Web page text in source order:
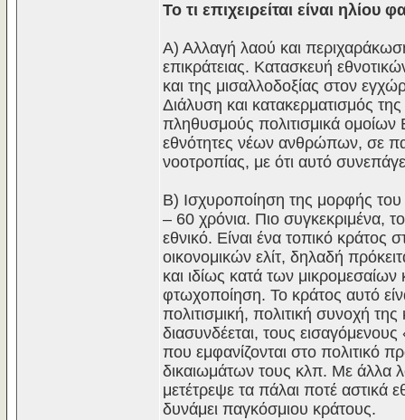
Το τι επιχειρείται είναι ηλίου
Α) Αλλαγή λαού και
επικράτειας. Κατασκευή
και της μισαλλοδοξίας στον
Διάλυση και κατακερματισμός
πληθυσμούς πολιτισμικά
εθνότητες νέων ανθρώπων, σε
νοοτροπίας, με ότι αυτό
Β) Ισχυροποίηση της μορφής του
– 60 χρόνια. Πιο συγκεκριμένα,
εθνικό. Είναι ένα τοπικό
οικονομικών ελίτ, δηλαδή
και ιδίως κατά των
φτωχοποίηση. Το κράτος αυτό
πολιτισμική, πολιτική συνοχή
διασυνδέεται, τους
που εμφανίζονται στο πολιτικό
δικαιωμάτων τους κλπ. Με άλλα
μετέτρεψε τα πάλαι ποτέ αστικά
δυνάμει παγκόσμιου κράτους.